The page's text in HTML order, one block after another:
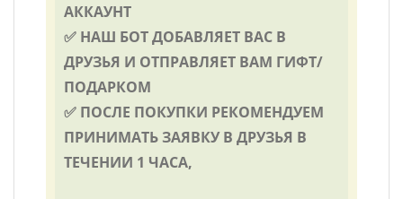
АККАУНТ
✅ НАШ БОТ ДОБАВЛЯЕТ ВАС В
ДРУЗЬЯ И ОТПРАВЛЯЕТ ВАМ ГИФТ/
ПОДАРКОМ
✅ ПОСЛЕ ПОКУПКИ РЕКОМЕНДУЕМ
ПРИНИМАТЬ ЗАЯВКУ В ДРУЗЬЯ В
ТЕЧЕНИИ 1 ЧАСА,